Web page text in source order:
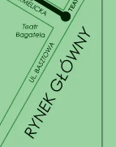
Zapisz się na studia